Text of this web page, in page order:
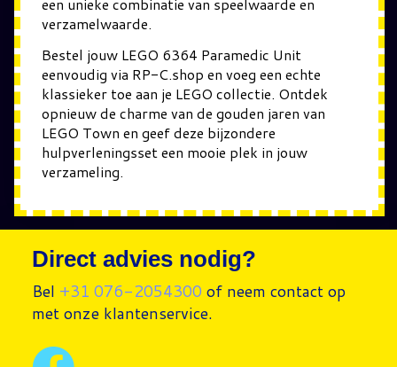
verzamelwaarde.
Bestel jouw LEGO 6364 Paramedic Unit
eenvoudig via RP-C.shop en voeg een echte
klassieker toe aan je LEGO collectie. Ontdek
opnieuw de charme van de gouden jaren van
LEGO Town en geef deze bijzondere
hulpverleningsset een mooie plek in jouw
verzameling.
Direct advies nodig?
Bel +31 076-2054300 of neem contact op
met onze klantenservice.